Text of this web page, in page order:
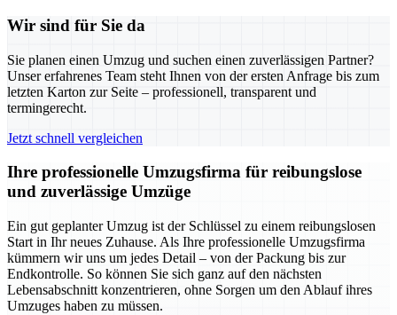
Wir sind für Sie da
Sie planen einen Umzug und suchen einen zuverlässigen Partner?
Unser erfahrenes Team steht Ihnen von der ersten Anfrage bis zum
letzten Karton zur Seite – professionell, transparent und
termingerecht.
Jetzt schnell vergleichen
Ihre professionelle Umzugsfirma für reibungslose
und zuverlässige Umzüge
Ein gut geplanter Umzug ist der Schlüssel zu einem reibungslosen
Start in Ihr neues Zuhause. Als Ihre professionelle Umzugsfirma
kümmern wir uns um jedes Detail – von der Packung bis zur
Endkontrolle. So können Sie sich ganz auf den nächsten
Lebensabschnitt konzentrieren, ohne Sorgen um den Ablauf ihres
Umzuges haben zu müssen.